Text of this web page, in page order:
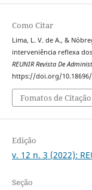
Como Citar
Lima, L. V. de A., &
interveniência reflexa
REUNIR Revista De
https://doi.org/
Fomatos de Citação
Edição
v. 12 n. 3 (2022):
Seção